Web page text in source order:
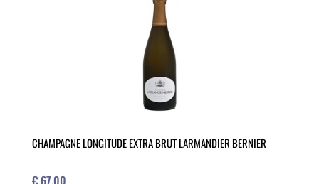
CHAMPAGNE LONGITUDE EXTRA BRUT LARMANDIER BERNIER
€ 67,00